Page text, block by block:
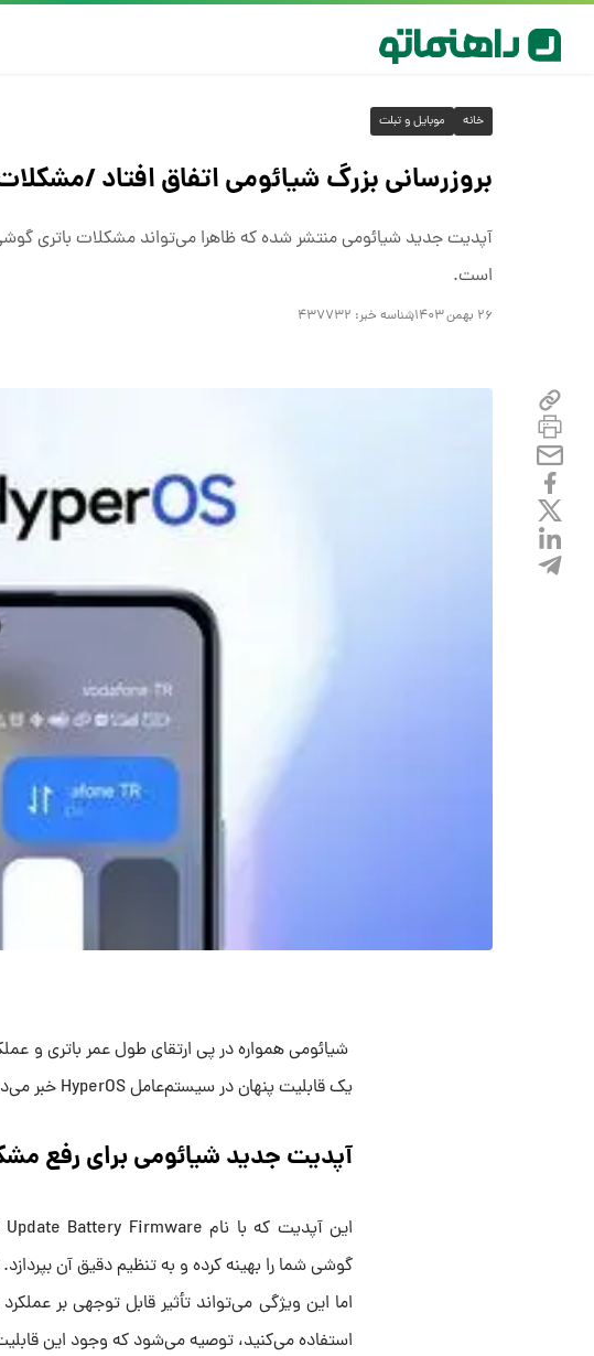
خانه موبایل و تبلت
بروزرسانی بزرگ شیائومی اتفاق افتاد /
آپدیت جدید شیائومی منتشر شده که ظاهرا می‌تواند مشکلات باتری
است.
۲۶ بهمن ۱۴۰۳ شناسه خبر: ۴۳۷۷۳۲
شیائومی همواره در پی ارتقای طول عمر باتری و
یک قابلیت پنهان در سیستم‌عامل HyperOS خبر می‌دهند که به طور ویژه به باتری اختصاص یافته است.
آپدیت جدید شیائومی برای رفع
گوشی شما را بهینه کرده و به تنظیم دقیق آن بپردازد.
اما این ویژگی می‌تواند تأثیر قابل توجهی بر
استفاده می‌کنید، توصیه می‌شود که وجود این